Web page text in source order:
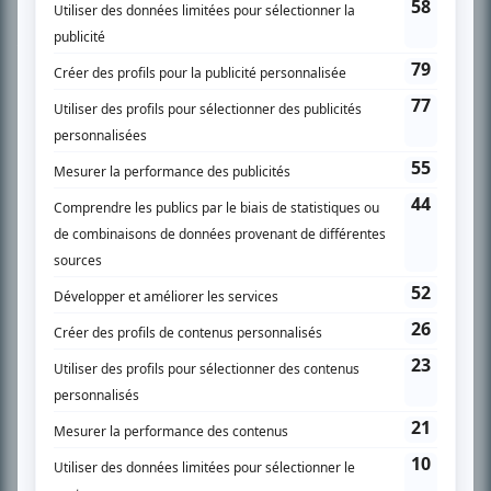
Chroniqueur télé du journal Le Soleil depuis 2001, Richard Therrien carbure à
télévision» a d’abord oeuvré au magazine TV Hebdo de 1996 à 2001. Sa
spécialité: la télé québécoise. On peut l’entendre régulièrement commenter
En savoir plus »
SUR LE RÉSEAU BIZZ MÉDIA
PLAN DU SITE
Accueil
Liste des oeuvres
Liste des comédiens
Recherche avancée